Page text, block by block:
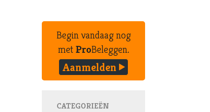
Begin vandaag nog
metProBeleggen.
Aanmelden
CATEGORIEËN